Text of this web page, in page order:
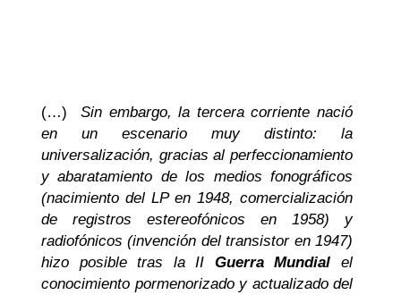
(…)
Sin embargo, la tercera corriente nació
en un escenario muy distinto: la
universalización, gracias al perfeccionamiento
y abaratamiento de los medios fonográficos
(nacimiento del LP en 1948, comercialización
de registros estereofónicos en 1958) y
radiofónicos (invención del transistor en 1947)
hizo posible tras la II Guerra Mundial el
conocimiento pormenorizado y actualizado del